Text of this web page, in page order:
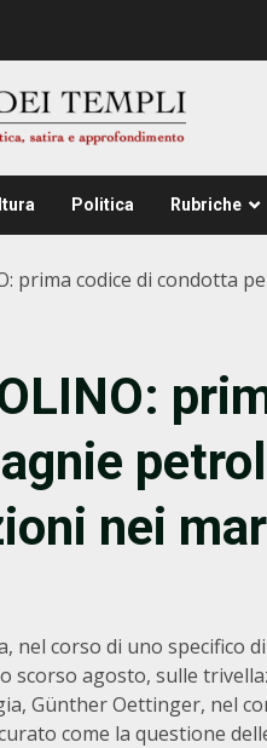
Politica Rubriche
prima codice di condotta
nei
nel corso di uno specifico
scorso agosto, sulle
Günther Oettinger, nel
come la questione